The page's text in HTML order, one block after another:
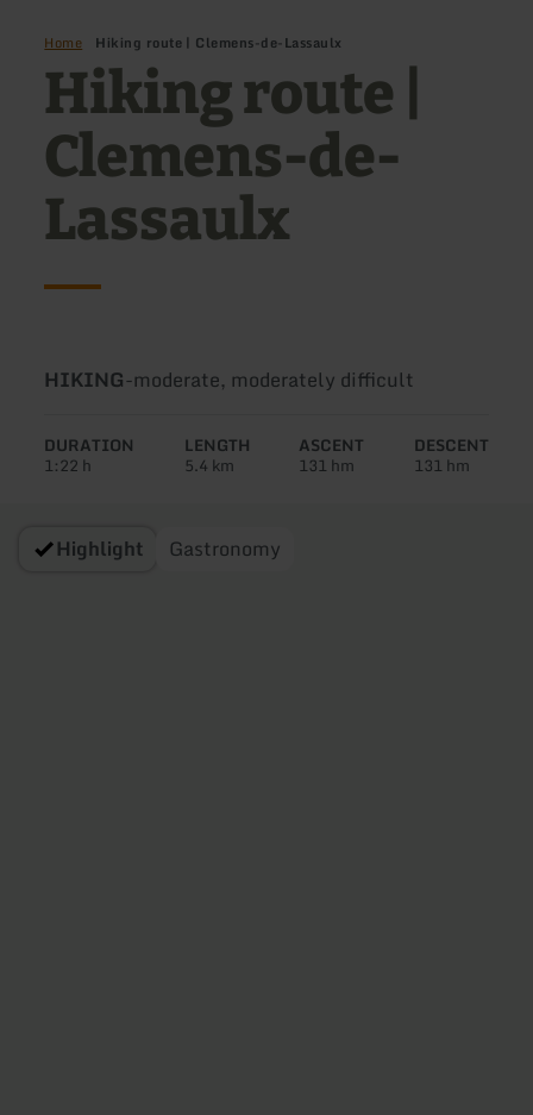
Home Hiking route | Clemens-de-Lassaulx
Hiking route |
Clemens-de-
Lassaulx
Type
tour:
HIKING-Difficulty:
moderate, moderately difficult
DURATION
1:22 h
LENGTH
5.4 km
ASCENT
131 hm
DESCENT
131 hm
Highlight Gastronomy